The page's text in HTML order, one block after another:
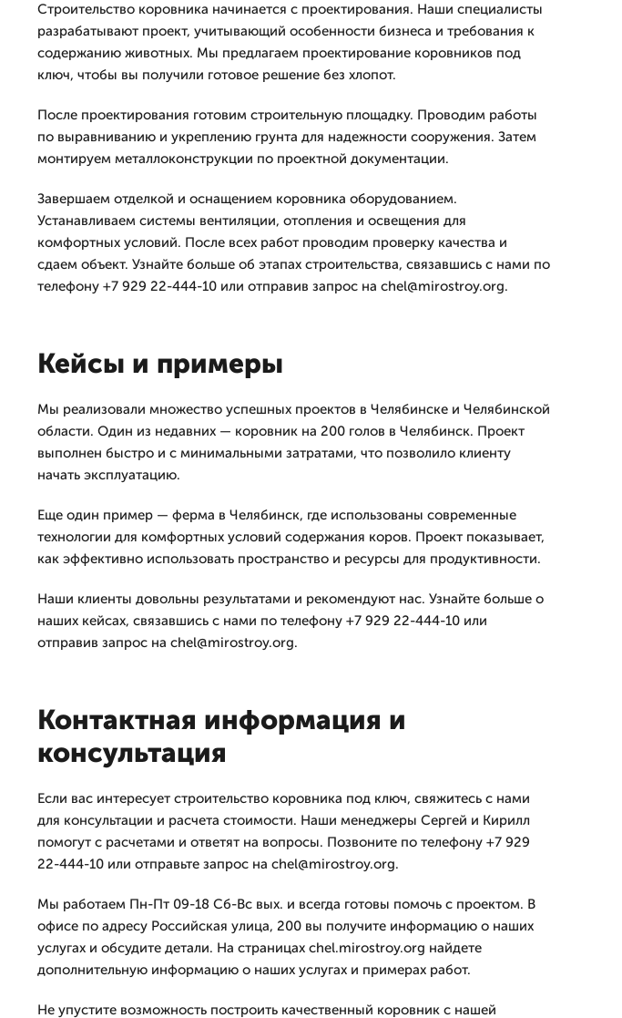
Строительство коровника начинается с проектирования. Наши специалисты
разрабатывают проект, учитывающий особенности бизнеса и требования к
содержанию животных. Мы предлагаем проектирование коровников под
ключ, чтобы вы получили готовое решение без хлопот.
После проектирования готовим строительную площадку. Проводим работы
по выравниванию и укреплению грунта для надежности сооружения. Затем
монтируем металлоконструкции по проектной документации.
Завершаем отделкой и оснащением коровника оборудованием.
Устанавливаем системы вентиляции, отопления и освещения для
комфортных условий. После всех работ проводим проверку качества и
сдаем объект. Узнайте больше об этапах строительства, связавшись с нами по
телефону +7 929 22-444-10 или отправив запрос на chel@mirostroy.org.
Кейсы и примеры
Мы реализовали множество успешных проектов в Челябинске и Челябинской
области. Один из недавних — коровник на 200 голов в Челябинск. Проект
выполнен быстро и с минимальными затратами, что позволило клиенту
начать эксплуатацию.
Еще один пример — ферма в Челябинск, где использованы современные
технологии для комфортных условий содержания коров. Проект показывает,
как эффективно использовать пространство и ресурсы для продуктивности.
Наши клиенты довольны результатами и рекомендуют нас. Узнайте больше о
наших кейсах, связавшись с нами по телефону +7 929 22-444-10 или
отправив запрос на chel@mirostroy.org.
Контактная информация и
консультация
Если вас интересует строительство коровника под ключ, свяжитесь с нами
для консультации и расчета стоимости. Наши менеджеры Сергей и Кирилл
помогут с расчетами и ответят на вопросы. Позвоните по телефону +7 929
22-444-10 или отправьте запрос на chel@mirostroy.org.
Мы работаем Пн-Пт 09-18 Сб-Вс вых. и всегда готовы помочь с проектом. В
офисе по адресу Российская улица, 200 вы получите информацию о наших
услугах и обсудите детали. На страницах chel.mirostroy.org найдете
дополнительную информацию о наших услугах и примерах работ.
Не упустите возможность построить качественный коровник с нашей